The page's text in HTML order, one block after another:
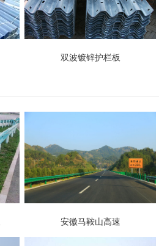
双波镀锌护栏板
安徽马鞍山高速